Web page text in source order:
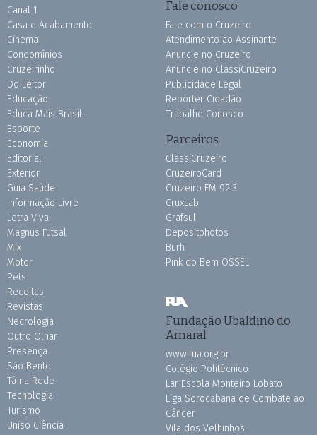
Canal 1
Casa e Acabamento
Cinema
Condomínios
Cruzeirinho
Do Leitor
Educação
Educa Mais Brasil
Esporte
Economia
Editorial
Exterior
Guia Saúde
Informação Livre
Letra Viva
Magnus Futsal
Mix
Motor
Pets
Receitas
Revistas
Necrologia
Outro Olhar
Presença
São Bento
Tá na Rede
Tecnologia
Turismo
Uniso Ciência
Fale conosco
Fale com o Cruzeiro
Atendimento ao Assinante
Anuncie no Cruzeiro
Anuncie no ClassiCruzeiro
Publicidade Legal
Repórter Cidadão
Trabalhe Conosco
Parceiros
ClassiCruzeiro
CruzeiroCard
Cruzeiro FM 92.3
CruxLab
Grafsul
Depositphotos
Burh
Pink do Bem OSSEL
Fundação Ubaldino do
Amaral
www.fua.org.br
Colégio Politécnico
Lar Escola Monteiro Lobato
Liga Sorocabana de Combate ao
Câncer
Vila dos Velhinhos